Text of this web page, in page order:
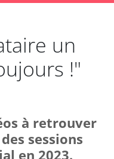
un
!"
à retrouver
sessions
en 2023.